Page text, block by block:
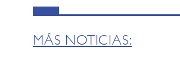
MÁS NOTICIAS: